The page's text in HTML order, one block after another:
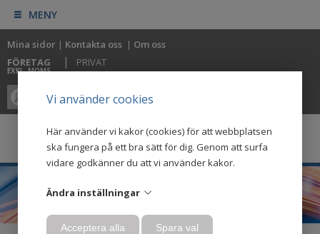
MENY
Vi använder cookies
Här använder vi kakor (cookies) för att webbplatsen
ska fungera på ett bra sätt för dig. Genom att surfa
vidare godkänner du att vi använder kakor.
Ändra inställningar
Acceptera alla Spara val
Mina sidor | Kontakta oss | Om oss
FÖRETAG
EXKL. MOMS
| PRIVAT
0 0